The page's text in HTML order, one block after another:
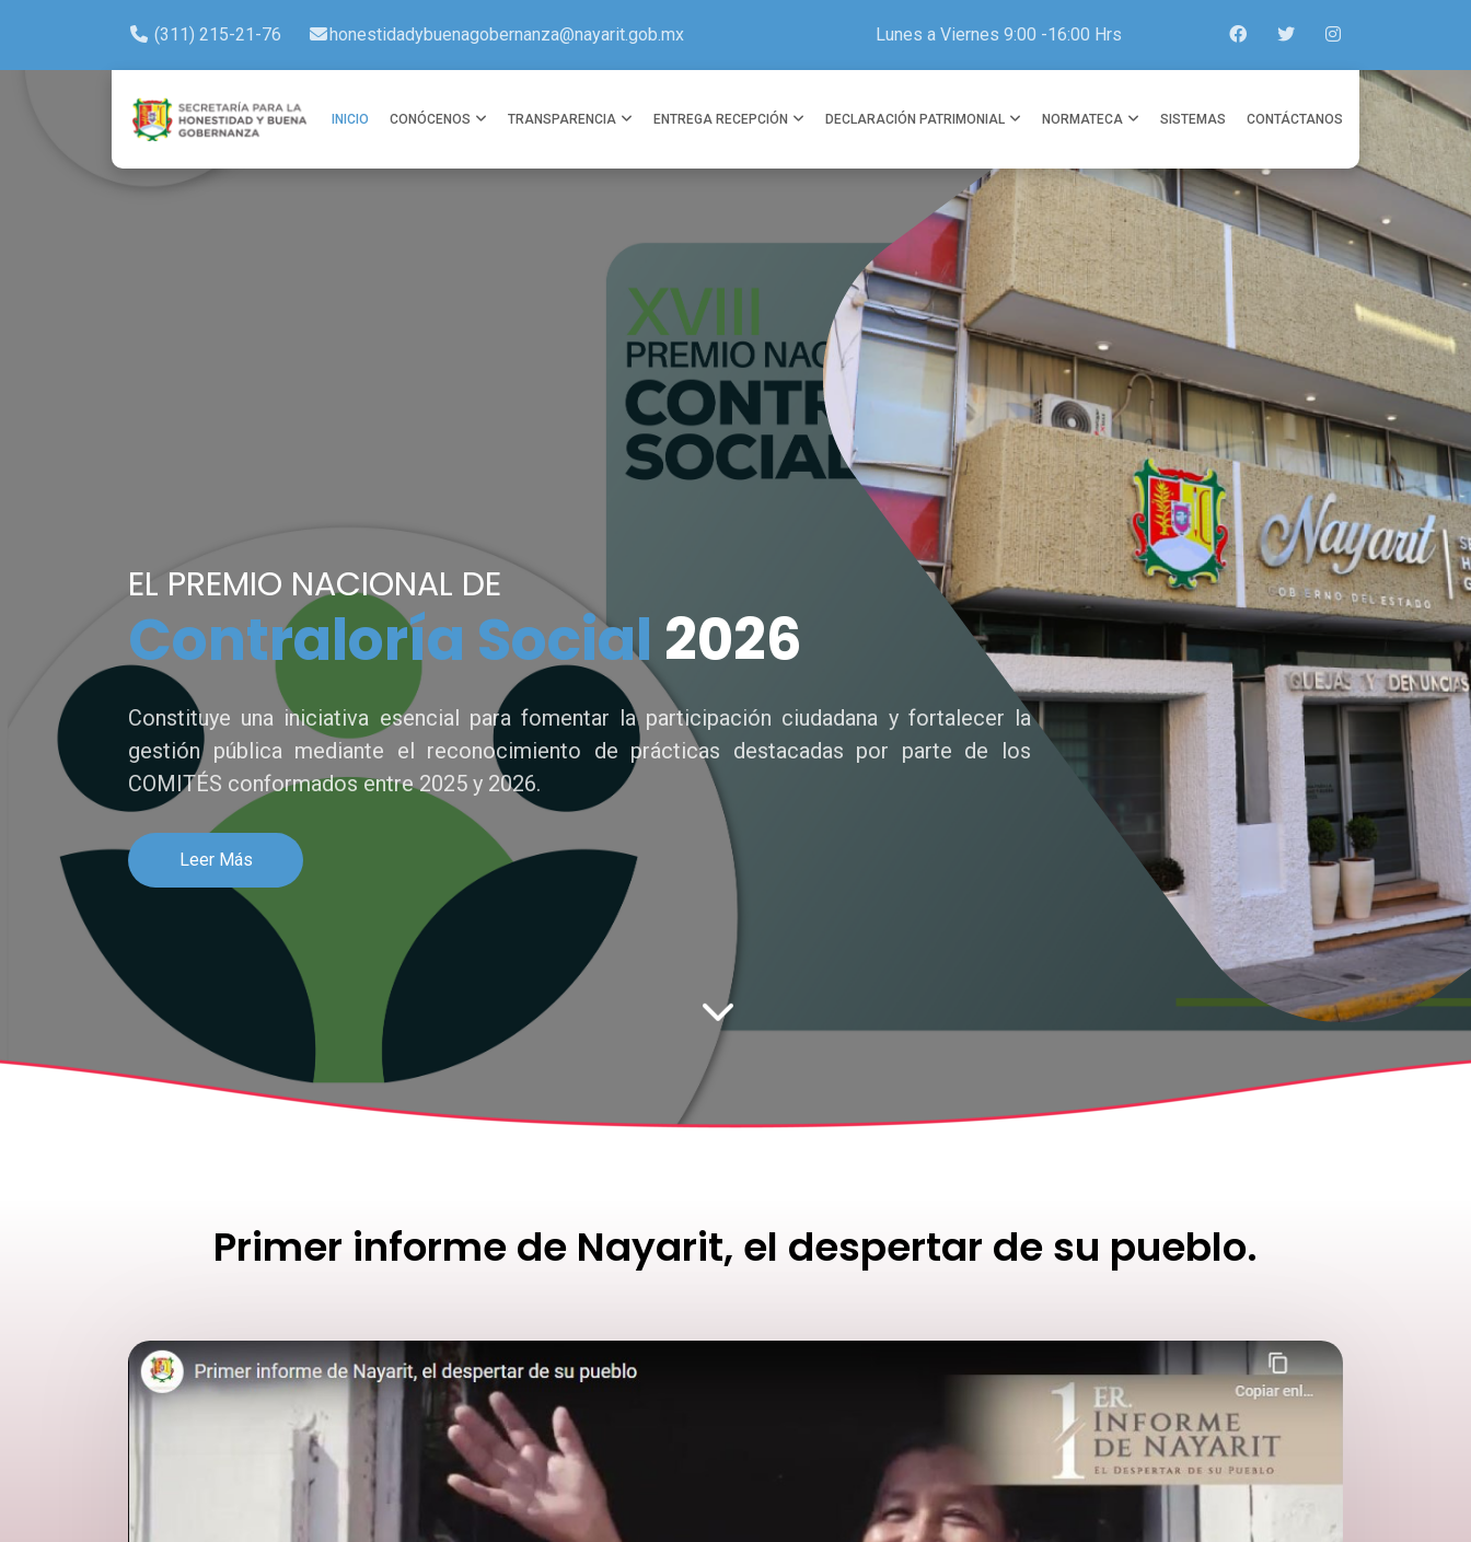
(311) 215-21-76 honestidadybuenagobernanza@nayarit.gob.mx Lunes a Viernes 9:00 -16:00 Hrs
INICIO CONÓCENOS TRANSPARENCIA ENTREGA RECEPCIÓN DECLARACIÓN PATRIMONIAL NORMATECA SISTEMAS CONTÁCTANOS
EL PREMIO NACIONAL DE
Contraloría Social 2026
Constituye una iniciativa esencial para fomentar la participación ciudadana y fortalecer la
gestión pública mediante el reconocimiento de prácticas destacadas por parte de los
COMITÉS conformados entre 2025 y 2026.
Leer Más
Primer informe de Nayarit, el despertar de su pueblo.